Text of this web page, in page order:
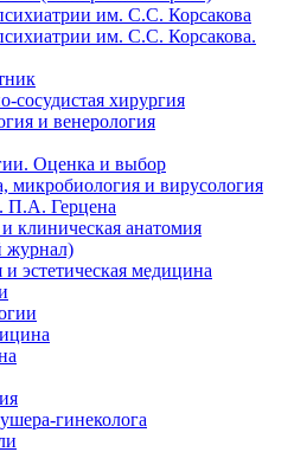
им. С.С. Корсакова
им. С.С. Корсакова.
сосудистая хирургия
и венерология
Оценка и выбор
микробиология и вирусология
П.А. Герцена
клиническая анатомия
журнал)
эстетическая медицина
гинеколога